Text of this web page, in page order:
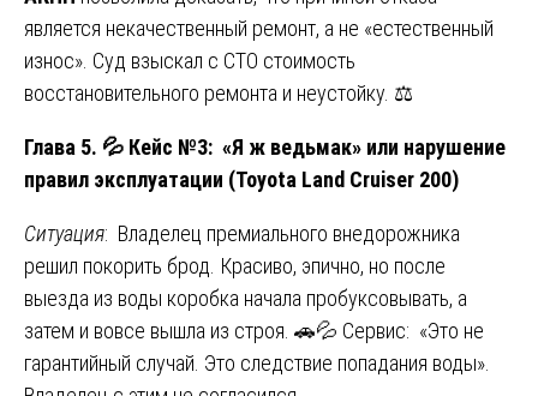
является некачественный ремонт, а не «естественный
износ». Суд взыскал с СТО стоимость
восстановительного ремонта и неустойку. ⚖️
Глава 5. 💦 Кейс №3: «Я ж ведьмак» или нарушение
правил эксплуатации (Toyota Land Cruiser 200)
Ситуация: Владелец премиального внедорожника
решил покорить брод. Красиво, эпично, но после
выезда из воды коробка начала пробуксовывать, а
затем и вовсе вышла из строя. 🚗💦 Сервис: «Это не
гарантийный случай. Это следствие попадания воды».